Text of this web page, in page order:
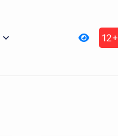
12+